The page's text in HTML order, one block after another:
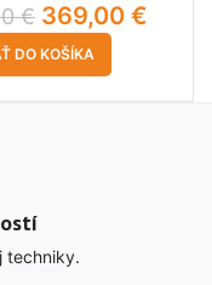
€ 369,00 €
DO KOŠÍKA
techniky.